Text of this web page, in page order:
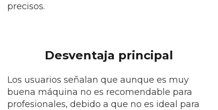
precisos.
Desventaja principal
Los usuarios señalan que aunque es muy
buena máquina no es recomendable para
profesionales, debido a que no es ideal para